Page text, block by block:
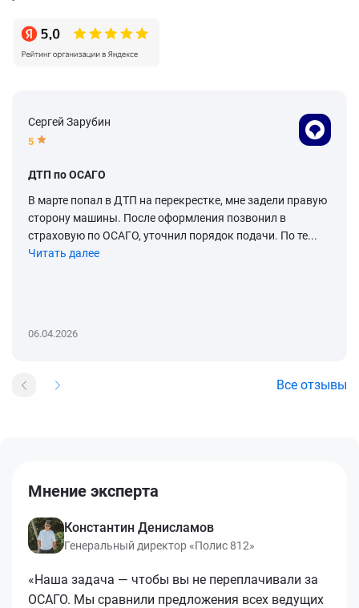
Сергей Зарубин
5
ДТП по ОСАГО
В марте попал в ДТП на перекрестке, мне задели правую
сторону машины. После оформления позвонил в
страховую по ОСАГО, уточнил порядок подачи. По те...
Читать далее
06.04.2026
Все отзывы
Мнение эксперта
Константин Денисламов
Генеральный директор «Полис 812»
«Наша задача — чтобы вы не переплачивали за
ОСАГО. Мы сравнили предложения всех ведущих